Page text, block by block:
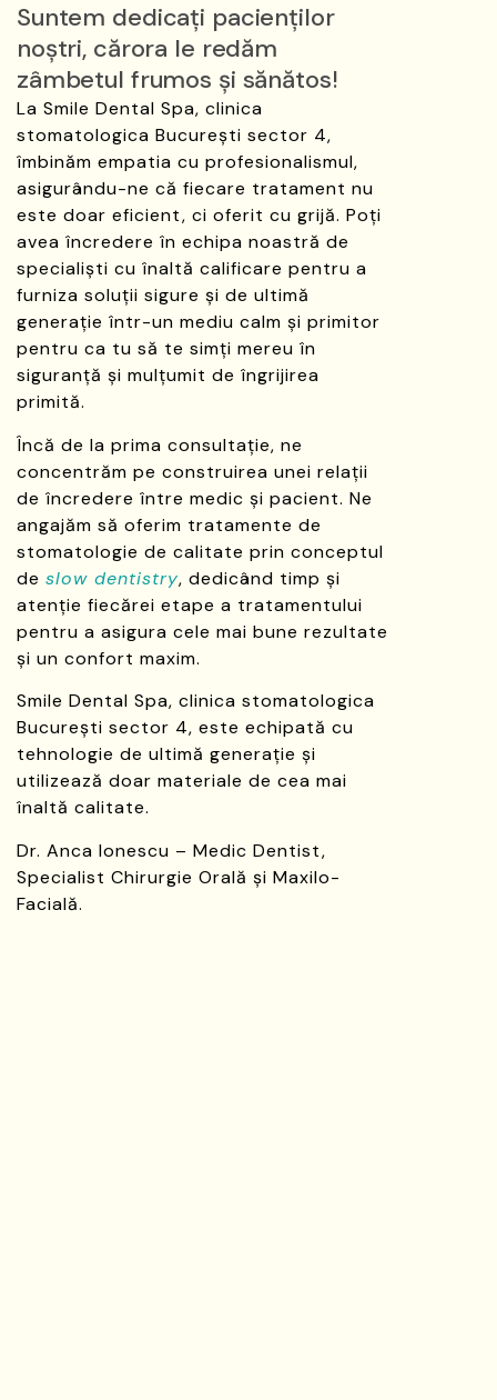
Suntem dedicați pacienților
noștri, cărora le redăm
zâmbetul frumos și sănătos!
La Smile Dental Spa, clinica
stomatologica București sector 4,
îmbinăm empatia cu profesionalismul,
asigurându-ne că fiecare tratament nu
este doar eficient, ci oferit cu grijă. Poți
avea încredere în echipa noastră de
specialiști cu înaltă calificare pentru a
furniza soluții sigure și de ultimă
generație într-un mediu calm și primitor
pentru ca tu să te simți mereu în
siguranță și mulțumit de îngrijirea
primită.
Încă de la prima consultație, ne
concentrăm pe construirea unei relații
de încredere între medic și pacient. Ne
angajăm să oferim tratamente de
stomatologie de calitate prin conceptul
de slow dentistry, dedicând timp și
atenție fiecărei etape a tratamentului
pentru a asigura cele mai bune rezultate
și un confort maxim.
Smile Dental Spa, clinica stomatologica
București sector 4, este echipată cu
tehnologie de ultimă generație și
utilizează doar materiale de cea mai
înaltă calitate.
Dr. Anca Ionescu – Medic Dentist,
Specialist Chirurgie Orală și Maxilo-
Facială.